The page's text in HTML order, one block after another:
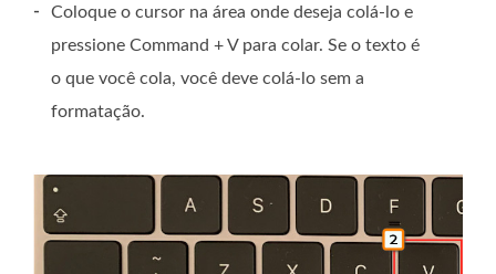
-
Coloque o cursor na área onde deseja colá-lo e
pressione Command + V para colar. Se o texto é
o que você cola, você deve colá-lo sem a
formatação.